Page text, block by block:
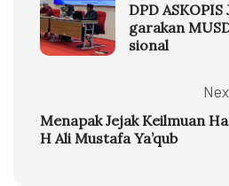
DPD
garakan
sional
Menapak Jejak Keilmuan
H Ali Mustafa Ya’qub